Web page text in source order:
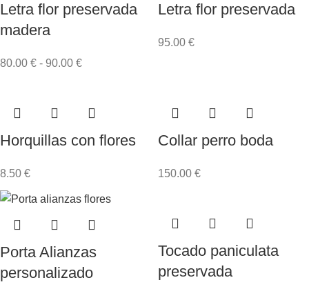
Letra flor preservada
madera
80.00 € - 90.00 €
Letra flor preservada
95.00 €
Horquillas con flores
8.50 €
Collar perro boda
150.00 €
Porta Alianzas
personalizado
Tocado paniculata
preservada